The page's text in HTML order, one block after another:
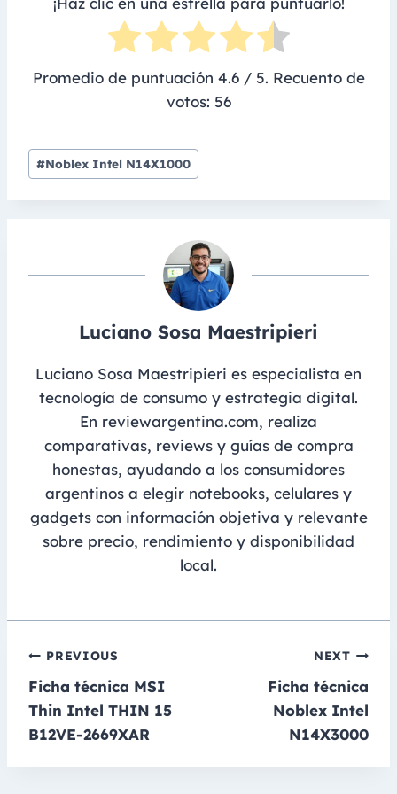
Promedio de puntuación 4.6/ 5. Recuento de
votos: 56
Post
Tags:
#Noblex Intel N14X1000
Luciano Sosa Maestripieri
Luciano Sosa Maestripieri es especialista en
tecnología de consumo y estrategia digital.
En reviewargentina.com, realiza
comparativas, reviews y guías de compra
honestas, ayudando a los consumidores
argentinos a elegir notebooks, celulares y
gadgets con información objetiva y relevante
sobre precio, rendimiento y disponibilidad
local.
Navegación
de
entradas
PREVIOUS
Ficha técnica MSI
Thin Intel THIN 15
B12VE-2669XAR
NEXT
Ficha técnica
Noblex Intel
N14X3000